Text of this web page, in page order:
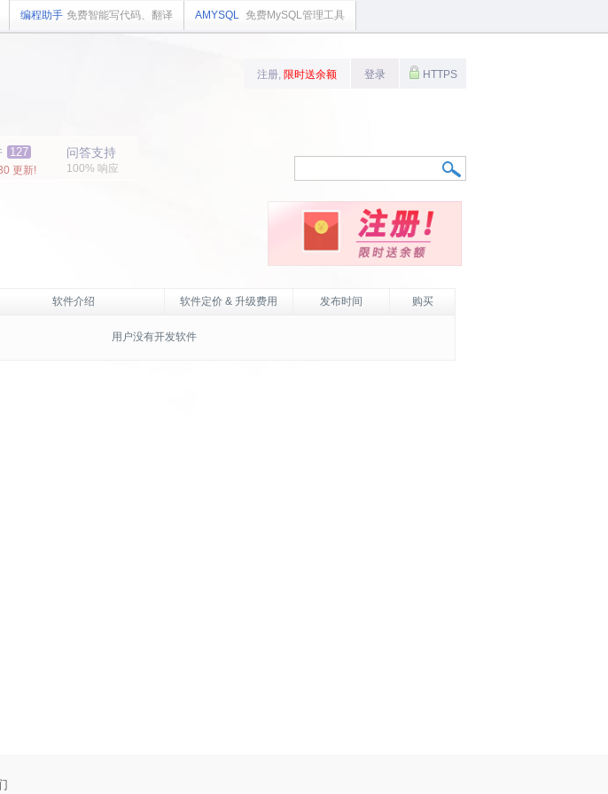
编程助手 免费智能写代码、翻译 AMYSQL 免费MySQL管理工具
127
更新!
问答支持
100% 响应
注册, 限时送余额 登录 HTTPS
软件介绍 软件定价 & 升级费用 发布时间 购买
用户没有开发软件